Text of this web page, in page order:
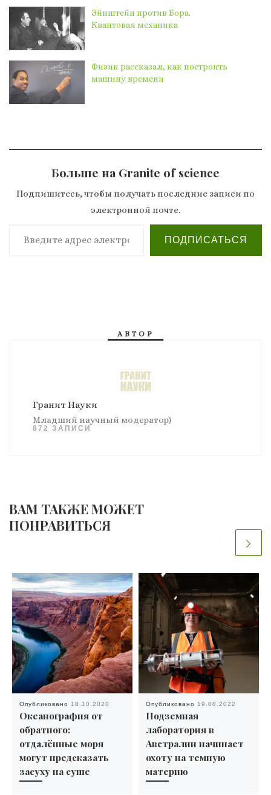
Эйнштейн против Бора.
Квантовая механика
Физик рассказал, как построить
машину времени
Больше на Granite of science
Подпишитесь, чтобы получать последние записи по
электронной почте.
Введите адрес электронной почты…
ПОДПИСАТЬСЯ
АВТОР
Гранит Науки
Младший научный модератор)
872 ЗАПИСИ
ВАМ ТАКЖЕ МОЖЕТ
ПОНРАВИТЬСЯ
Опубликовано 18.10.2020
Океанография от
обратного:
отдалённые моря
могут предсказать
засуху на суше
Опубликовано 19.08.2022
Подземная
лаборатория в
Австралии начинает
охоту на темную
материю